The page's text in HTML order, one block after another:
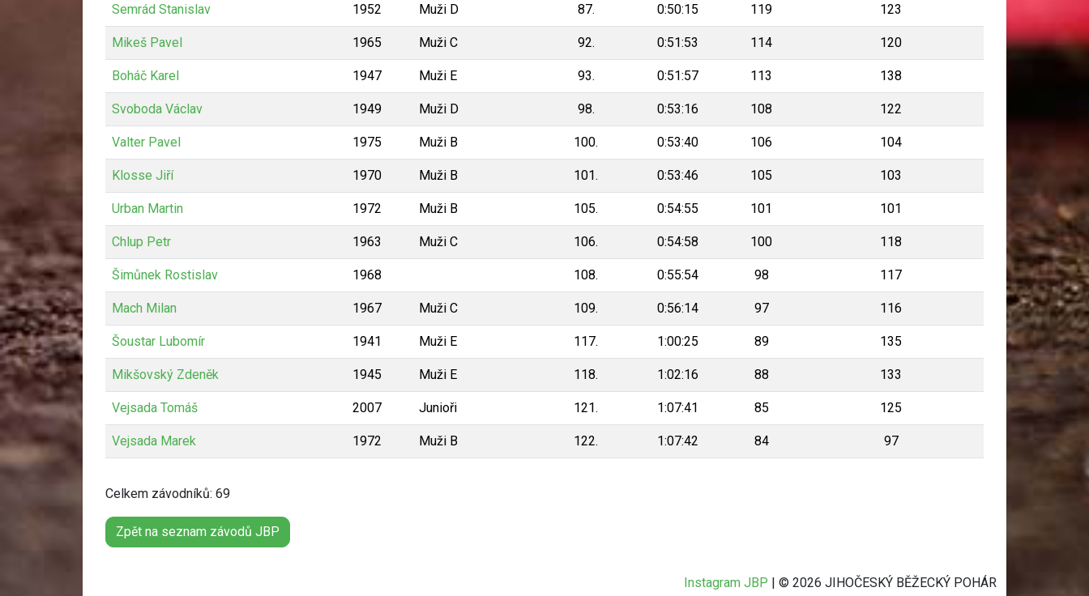
Semrád Stanislav 1952 Muži D 87. 0:50:15 119 123
Mikeš Pavel 1965 Muži C 92. 0:51:53 114 120
Boháč Karel 1947 Muži E 93. 0:51:57 113 138
Svoboda Václav 1949 Muži D 98. 0:53:16 108 122
Valter Pavel 1975 Muži B 100. 0:53:40 106 104
Klosse Jiří 1970 Muži B 101. 0:53:46 105 103
Urban Martin 1972 Muži B 105. 0:54:55 101 101
Chlup Petr 1963 Muži C 106. 0:54:58 100 118
Šimůnek Rostislav 1968 108. 0:55:54 98 117
Mach Milan 1967 Muži C 109. 0:56:14 97 116
Šoustar Lubomír 1941 Muži E 117. 1:00:25 89 135
Mikšovský Zdeněk 1945 Muži E 118. 1:02:16 88 133
Vejsada Tomáš 2007 Junioři 121. 1:07:41 85 125
Vejsada Marek 1972 Muži B 122. 1:07:42 84 97
Celkem závodníků: 69
Zpět na seznam závodů JBP
Instagram JBP | © 2026 JIHOČESKÝ BĚŽECKÝ POHÁR